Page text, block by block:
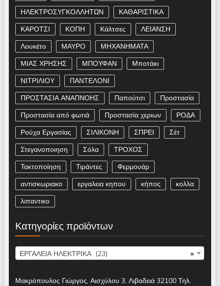
ΗΛΕΚΤΡΟΣΥΓΚΟΛΛΗΤΩΝ
ΚΑΘΑΡΙΣΤΙΚΑ
ΚΑΡΟΤΣΙ
ΚΟΠΗ Κάλτσες
ΛΕΙΑΝΣΗ
Λουκέτο
ΜΑΥΡΟ
ΜΗΧΑΝΗΜΑΤΑ
ΜΙΑΣ ΧΡΗΣΗΣ
ΜΠΟΥΦΑΝ
Μποτάκι
ΝΙΤΡΙΛΙΟΥ
ΠΑΝΤΕΛΟΝΙ
ΠΡΟΣΤΑΣΙΑ ΑΝΑΠΝΟΗΣ
Παπούτσι
Προστασία
Προστασία από φωτιά
Προστασία χεριων
ΡΟΔΑ
Ρούχα Εργασίας
ΣΙΛΙΚΟΝΗ ΣΠΡΕΙ
Σέτ
Στεγανοποιηση
Σόλα
ΤΡΟΧΟΣ
Τακτοποίηση
Τιράντες
Φερμουάρ
αντισκωριακο
εργαλεια κηπου κήπος
κολλα
λιπαντικο
Κατηγορίες προϊόντων
×
ΕΡΓΑΛΕΙΑ ΗΛΕΚΤΡΙΚΑ (23)
Μακρόπουλος Γιώργος, Αισχύλου 3, Λιβαδειά 32100 Τηλ.